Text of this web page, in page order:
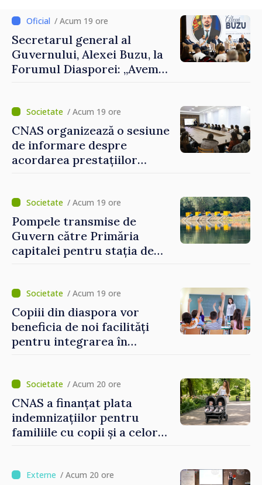
/ Acum 19 ore
Secretarul general al
Guvernului, Alexei Buzu, la
Forumul Diasporei: „Avem
construi comunități mai
puternice”
/ Acum 19 ore
CNAS organizează o sesiune
de informare despre
acordarea prestațiilor
invitați să se înscrie la
eveniment
/ Acum 19 ore
Pompele transmise de
Guvern către Primăria
capitalei pentru stația de
puse în funcțiune
/ Acum 19 ore
Copiii din diaspora vor
beneficia de noi facilități
pentru integrarea în
/ Acum 20 ore
CNAS a finanțat plata
indemnizațiilor pentru
familiile cu copii și a celor
/ Acum 20 ore